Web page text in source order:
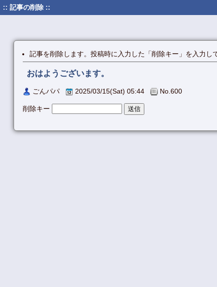
:: 記事の削除 ::
記事を削除します。投稿時に入力した「削除キー」を入力し
おはようございます。
ごんパパ 2025/03/15(Sat) 05:44 No.600
削除キー